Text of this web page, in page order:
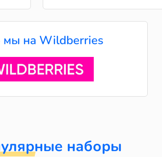
мы на Wildberries
наборы